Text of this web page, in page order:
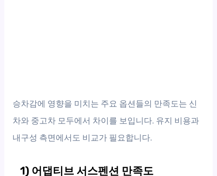
승차감에 영향을 미치는 주요 옵션들의 만족도는 신
차와 중고차 모두에서 차이를 보입니다. 유지 비용과
내구성 측면에서도 비교가 필요합니다.
1) 어댑티브 서스펜션 만족도